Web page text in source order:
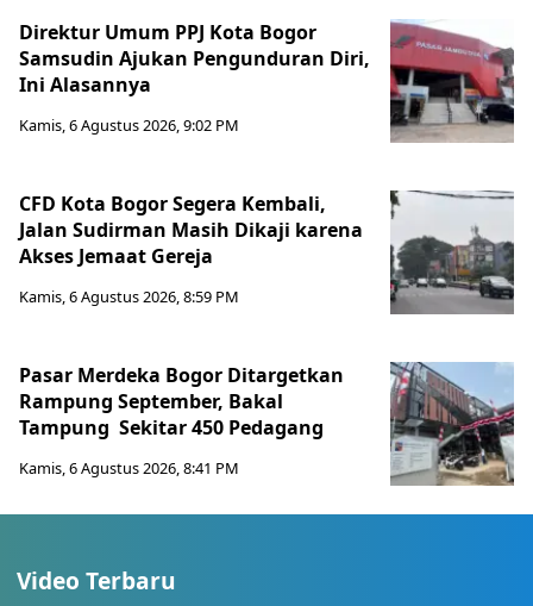
Direktur Umum PPJ Kota Bogor
Samsudin Ajukan Pengunduran Diri,
Ini Alasannya
Kamis, 6 Agustus 2026, 9:02 PM
CFD Kota Bogor Segera Kembali,
Jalan Sudirman Masih Dikaji karena
Akses Jemaat Gereja
Kamis, 6 Agustus 2026, 8:59 PM
Pasar Merdeka Bogor Ditargetkan
Rampung September, Bakal
Tampung Sekitar 450 Pedagang
Kamis, 6 Agustus 2026, 8:41 PM
Video Terbaru